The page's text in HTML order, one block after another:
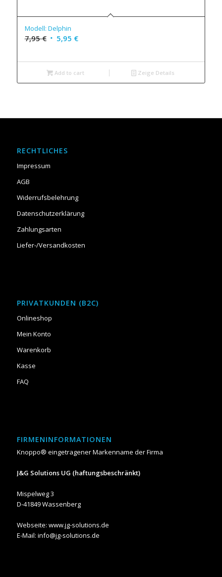
Modell: Delphin
7,95€ 5,95 €
Add to cart Zeige Details
RECHTLICHES
Impressum
AGB
Widerrufsbelehrung
Datenschutzerklärung
Zahlungsarten
Liefer-/Versandkosten
PRIVATKUNDEN (B2C)
Onlineshop
Mein Konto
Warenkorb
Kasse
FAQ
FIRMENINFORMATIONEN
Knoppo® eingetragener Markenname der Firma
J&G Solutions UG (haftungsbeschränkt)
Mispelweg 3
D-41849 Wassenberg
Webseite: www.jg-solutions.de
E-Mail: info@jg-solutions.de